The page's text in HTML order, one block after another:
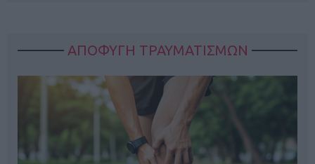
ΑΠΟΦΥΓΗ ΤΡΑΥΜΑΤΙΣΜΩΝ